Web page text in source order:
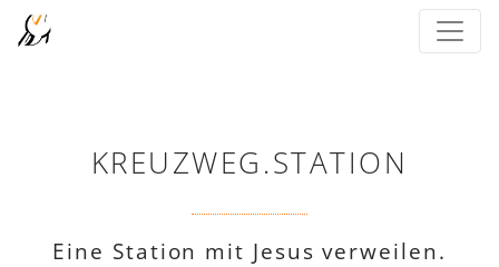
KREUZWEG.STATION
Eine Station mit Jesus verweilen.